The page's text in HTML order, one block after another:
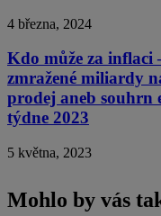
4 března, 2024
Kdo může za
zmražené miliardy
prodej aneb souhrn
týdne 2023
5 května, 2023
Mohlo by vás